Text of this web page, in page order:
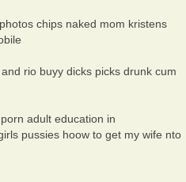
chips naked mom kristens
rio buyy dicks picks drunk cum
adult education in
pussies hoow to get my wife nto